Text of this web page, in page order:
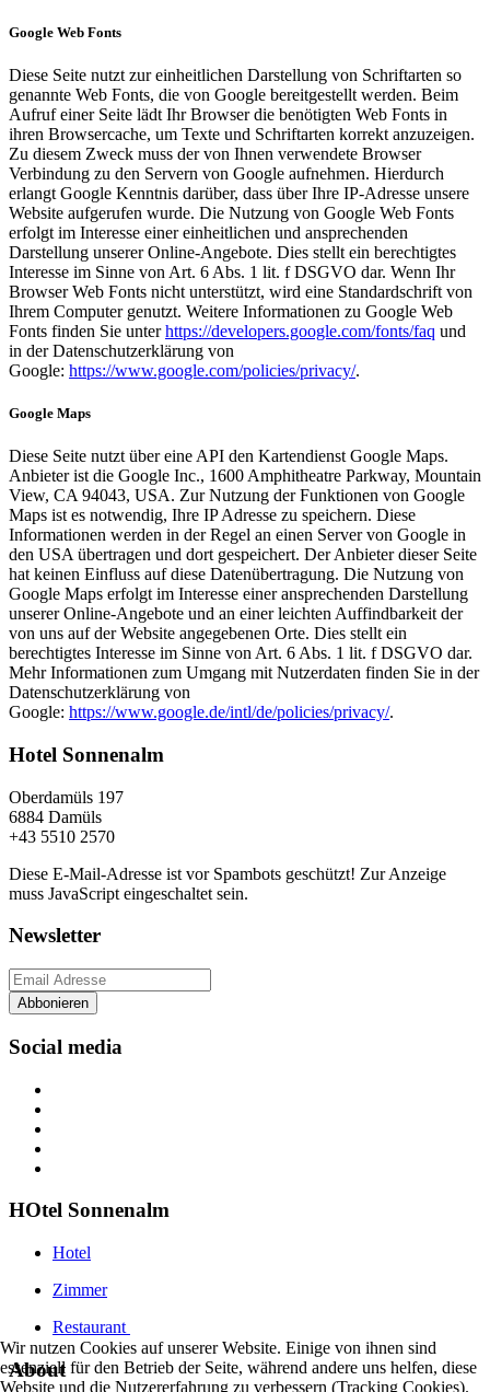
Google Web Fonts
Diese Seite nutzt zur einheitlichen Darstellung von Schriftarten so
genannte Web Fonts, die von Google bereitgestellt werden. Beim
Aufruf einer Seite lädt Ihr Browser die benötigten Web Fonts in
ihren Browsercache, um Texte und Schriftarten korrekt anzuzeigen.
Zu diesem Zweck muss der von Ihnen verwendete Browser
Verbindung zu den Servern von Google aufnehmen. Hierdurch
erlangt Google Kenntnis darüber, dass über Ihre IP-Adresse unsere
Website aufgerufen wurde. Die Nutzung von Google Web Fonts
erfolgt im Interesse einer einheitlichen und ansprechenden
Darstellung unserer Online-Angebote. Dies stellt ein berechtigtes
Interesse im Sinne von Art. 6 Abs. 1 lit. f DSGVO dar. Wenn Ihr
Browser Web Fonts nicht unterstützt, wird eine Standardschrift von
Ihrem Computer genutzt. Weitere Informationen zu Google Web
Fonts finden Sie unterhttps://developers.google.com/fonts/faq und
in der Datenschutzerklärung von
Google: https://www.google.com/policies/privacy/.
Google Maps
Diese Seite nutzt über eine API den Kartendienst Google Maps.
Anbieter ist die Google Inc., 1600 Amphitheatre Parkway, Mountain
View, CA 94043, USA. Zur Nutzung der Funktionen von Google
Maps ist es notwendig, Ihre IP Adresse zu speichern. Diese
Informationen werden in der Regel an einen Server von Google in
den USA übertragen und dort gespeichert. Der Anbieter dieser Seite
hat keinen Einfluss auf diese Datenübertragung. Die Nutzung von
Google Maps erfolgt im Interesse einer ansprechenden Darstellung
unserer Online-Angebote und an einer leichten Auffindbarkeit der
von uns auf der Website angegebenen Orte. Dies stellt ein
berechtigtes Interesse im Sinne von Art. 6 Abs. 1 lit. f DSGVO dar.
Mehr Informationen zum Umgang mit Nutzerdaten finden Sie in der
Datenschutzerklärung von
Google: https://www.google.de/intl/de/policies/privacy/.
Hotel Sonnenalm
Oberdamüls 197
6884 Damüls
+43 5510 2570
Diese E-Mail-Adresse ist vor Spambots geschützt! Zur Anzeige
muss JavaScript eingeschaltet sein.
Newsletter
Abbonieren
Social media
HOtel Sonnenalm
Hotel
Zimmer
Restaurant
About
Wir nutzen Cookies auf unserer Website. Einige von ihnen sind
essenziell für den Betrieb der Seite, während andere uns helfen, diese
Website und die Nutzererfahrung zu verbessern (Tracking Cookies).